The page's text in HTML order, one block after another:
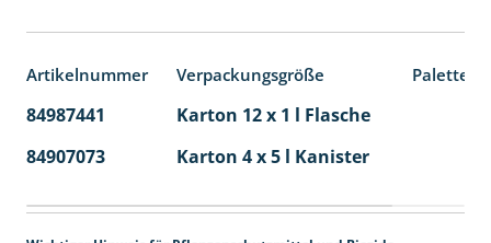
Artikelnummer Verpackungsgröße
84987441 Karton 12 x 1 l Flasche
84907073
Karton 4 x 5 l Kanister